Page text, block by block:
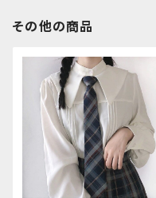
その他の商品